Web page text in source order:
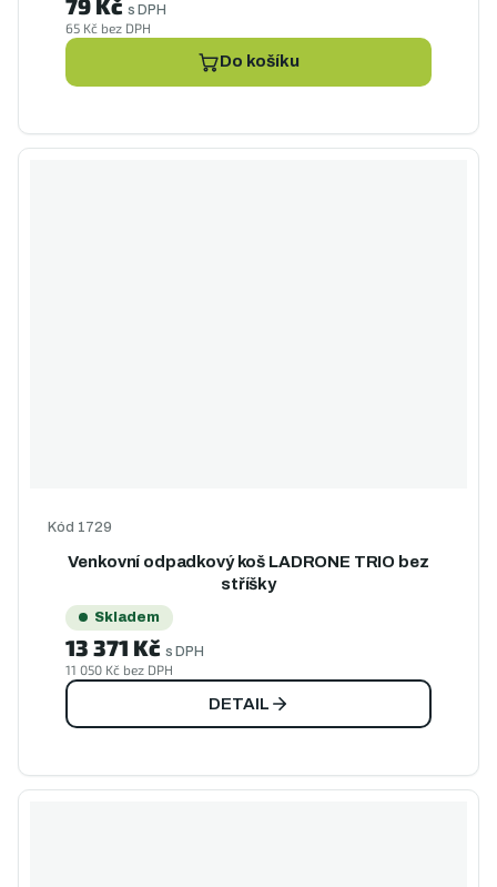
65 Kč bez DPH
s DPH
Do košíku
Venkovní odpadkový koš LADRONE TRIO bez
stříšky
Kód 1729
Skladem
11 050 Kč bez DPH
13 371 Kč s DPH
DETAIL